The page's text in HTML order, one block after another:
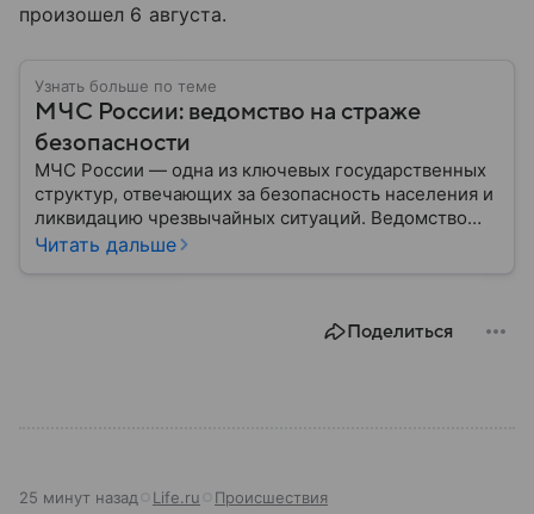
произошел 6 августа.
Узнать больше по теме
МЧС России: ведомство на страже
безопасности
МЧС России — одна из ключевых государственных
структур, отвечающих за безопасность населения и
ликвидацию чрезвычайных ситуаций. Ведомство
играет важную роль в защите граждан от
задачи выполняет и какую роль играет в
Читать дальше
Поделиться
25 минут назад Life.ru Происшествия